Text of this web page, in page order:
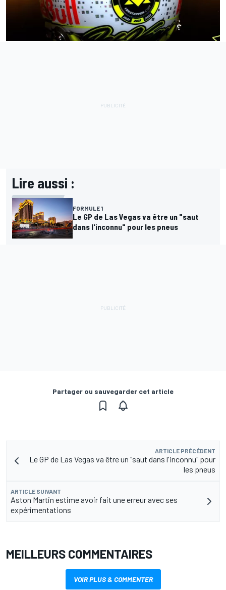
Lire aussi :
FORMULE 1
Le GP de Las Vegas va être un "saut
dans l'inconnu" pour les pneus
Partager ou sauvegarder cet article
ARTICLE PRÉCÉDENT
Le GP de Las Vegas va être un "saut dans l'inconnu" pour
les pneus
ARTICLE SUIVANT
Aston Martin estime avoir fait une erreur avec ses
expérimentations
MEILLEURS COMMENTAIRES
VOIR PLUS & COMMENTER